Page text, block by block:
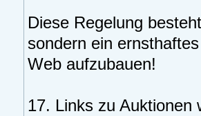
Diese Regelung
sondern ein
Web aufzubauen!
17. Links zu Auktionen